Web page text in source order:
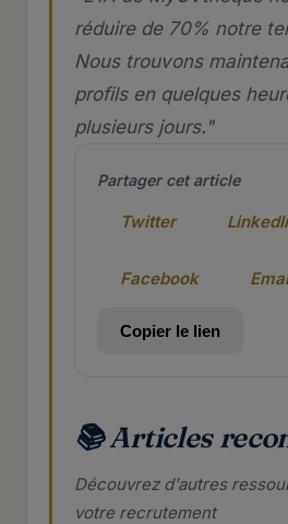
réduire de 70% notre
Nous trouvons
profils en quelques
plusieurs jours."
Partager cet article
Twitter
Facebook
Copier le lien
📚 Articles
Découvrez d'autres
votre recrutement